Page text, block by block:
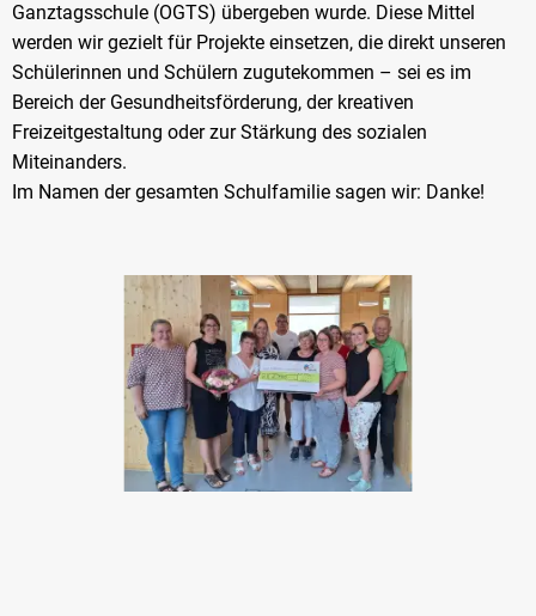
Ganztagsschule (OGTS) übergeben wurde. Diese Mittel
werden wir gezielt für Projekte einsetzen, die direkt unseren
Schülerinnen und Schülern zugutekommen – sei es im
Bereich der Gesundheitsförderung, der kreativen
Freizeitgestaltung oder zur Stärkung des sozialen
Miteinanders.
Im Namen der gesamten Schulfamilie sagen wir: Danke!